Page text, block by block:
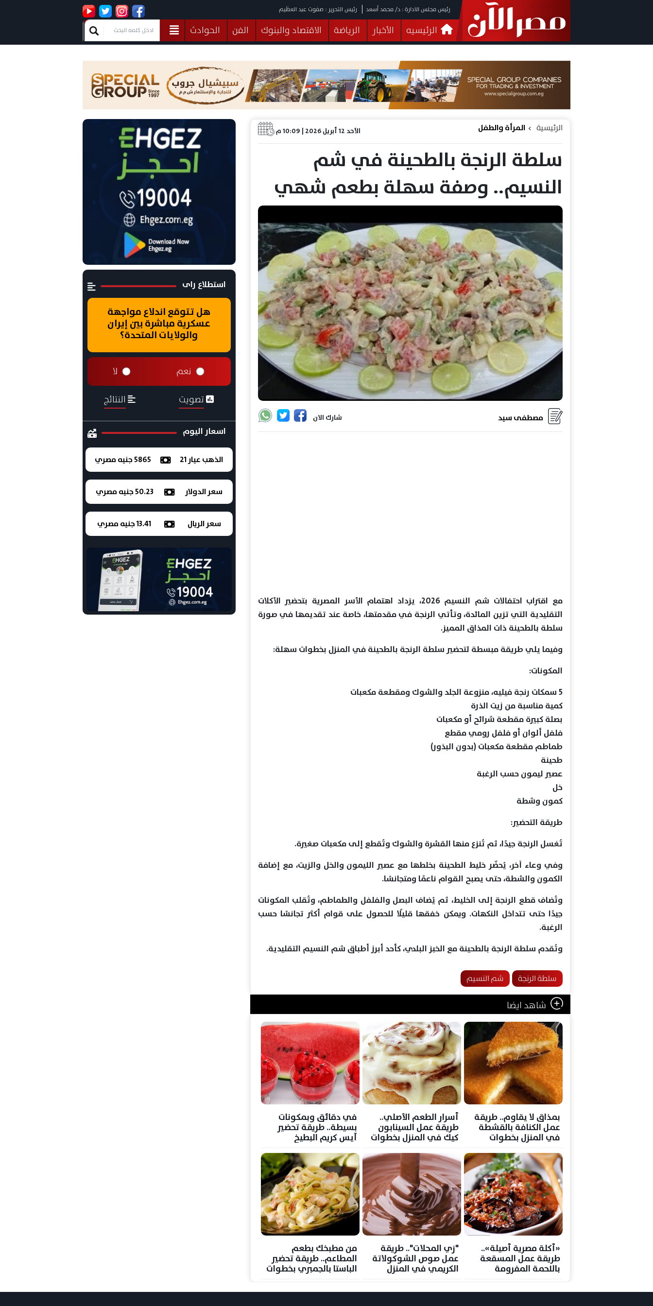
رئيس مجلس الادارة : د/ محمد أسعد رئيس التحرير : صفوت عبد العظيم
الرئيسيه الأخبار الرياضة الاقتصاد والبنوك الفن
الحوادث
فيديوهات
البرلمان صحة الثقافة خدمات منوعات
الأحد 12 أبريل 2026 | 10:09 م الرئيسية المرأة والطفل
سلطة الرنجة بالطحينة في شم
النسيم.. وصفة سهلة بطعم شهي
شارك الان مصطفى سيد
مع اقتراب احتفالات شم النسيم 2026، يزداد اهتمام الأسر المصرية بتحضير الأكلات
التقليدية التي تزين المائدة، وتأتي الرنجة في مقدمتها، خاصة عند تقديمها في صورة
سلطة بالطحينة ذات المذاق المميز.
وفيما يلي طريقة مبسطة لتحضير سلطة الرنجة بالطحينة في المنزل بخطوات سهلة:
المكونات:
5 سمكات رنجة فيليه، منزوعة الجلد والشوك ومقطعة مكعبات
كمية مناسبة من زيت الذرة
بصلة كبيرة مقطعة شرائح أو مكعبات
فلفل ألوان أو فلفل رومي مقطع
طماطم مقطعة مكعبات (بدون البذور)
طحينة
عصير ليمون حسب الرغبة
خل
كمون وشطة
طريقة التحضير:
تُغسل الرنجة جيدًا، ثم تُنزع منها القشرة والشوك وتُقطع إلى مكعبات صغيرة.
وفي وعاء آخر، يُحضّر خليط الطحينة بخلطها مع عصير الليمون والخل والزيت، مع إضافة
الكمون والشطة، حتى يصبح القوام ناعمًا ومتجانسًا.
وتُضاف قطع الرنجة إلى الخليط، ثم يُضاف البصل والفلفل والطماطم، وتُقلب المكونات
جيدًا حتى تتداخل النكهات. ويمكن خفقها قليلًا للحصول على قوام أكثر تجانسًا حسب
الرغبة.
وتُقدم سلطة الرنجة بالطحينة مع الخبز البلدي، كأحد أبرز أطباق شم النسيم التقليدية.
سلطة الرنجة شم النسيم
شاهد ايضا
بمذاق لا يقاوم.. طريقة
عمل الكنافة بالقشطة
في المنزل بخطوات
أسرار الطعم الأصلي..
طريقة عمل السينابون
كيك في المنزل بخطوات
في دقائق وبمكونات
بسيطة.. طريقة تحضير
آيس كريم البطيخ
الصيف
«أكلة مصرية أصيلة»..
طريقة عمل المسقعة
باللحمة المفرومة
"زي المحلات".. طريقة
عمل صوص الشوكولاتة
الكريمي في المنزل
من مطبخك بطعم
المطاعم.. طريقة تحضير
الباستا بالجمبري بخطوات
استطلاع راى
هل تتوقع اندلاع مواجهة
عسكرية مباشرة بين إيران
والولايات المتحدة؟
نعم لا
تصويت النتائج
اسعار اليوم
الذهب عيار 21 5865 جنيه مصري
سعر الدولار 50.23 جنيه مصري
سعر الريال 13.41 جنيه مصري